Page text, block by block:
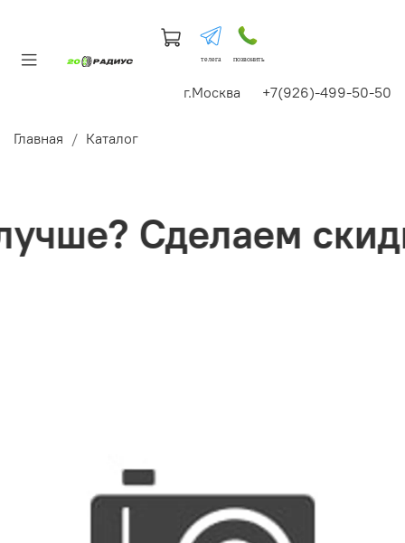
телега позвонить
г.Москва +7(926)-499-50-50
Главная Каталог
Сделаем